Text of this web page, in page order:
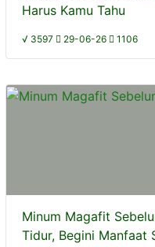
Harus Kamu Tahu
√ 3597 29-06-26 1106
Minum Magafit
Tidur, Begini Manfaat